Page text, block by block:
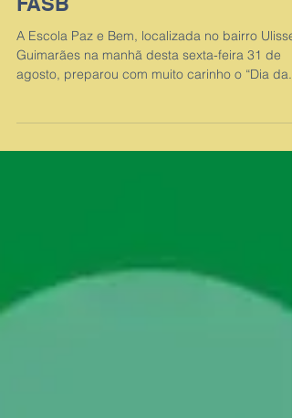
Com a contribuição do IFA e
FASB
A Escola Paz e Bem, localizada no bairro